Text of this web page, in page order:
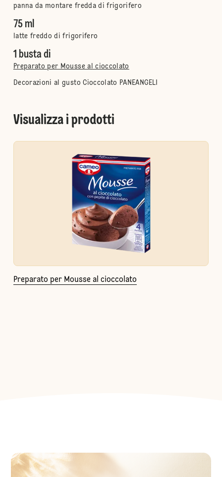
panna da montare fredda di frigorifero
75 ml
latte freddo di frigorifero
1 busta di
Preparato per Mousse al cioccolato
Decorazioni al gusto Cioccolato PANEANGELI
Visualizza i prodotti
Preparato per Mousse al cioccolato